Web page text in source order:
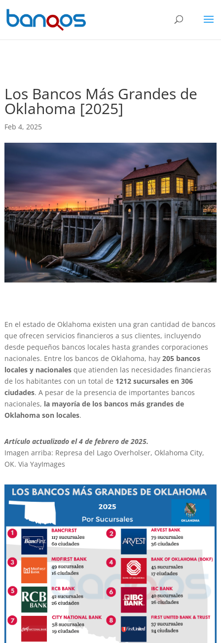
Los Bancos Más Grandes de
Oklahoma [2025]
Feb 4, 2025
En el estado de Oklahoma existen una gran cantidad de bancos
que ofrecen servicios financieros a sus clientes, incluyendo
desde pequeños bancos locales hasta grandes corporaciones
nacionales. Entre los bancos de Oklahoma, hay 205 bancos
locales y nacionalesque atienden las necesidades financieras
de los habitantes con un total de 1212 sucursales en 306
ciudades. A pesar de la presencia de importantes bancos
nacionales, la mayoría de los bancos más grandes de
Oklahoma son locales.
Artículo actualizado el 4 de febrero de 2025.
Imagen arriba: Represa del Lago Overholser, Oklahoma City,
OK. Via YayImages